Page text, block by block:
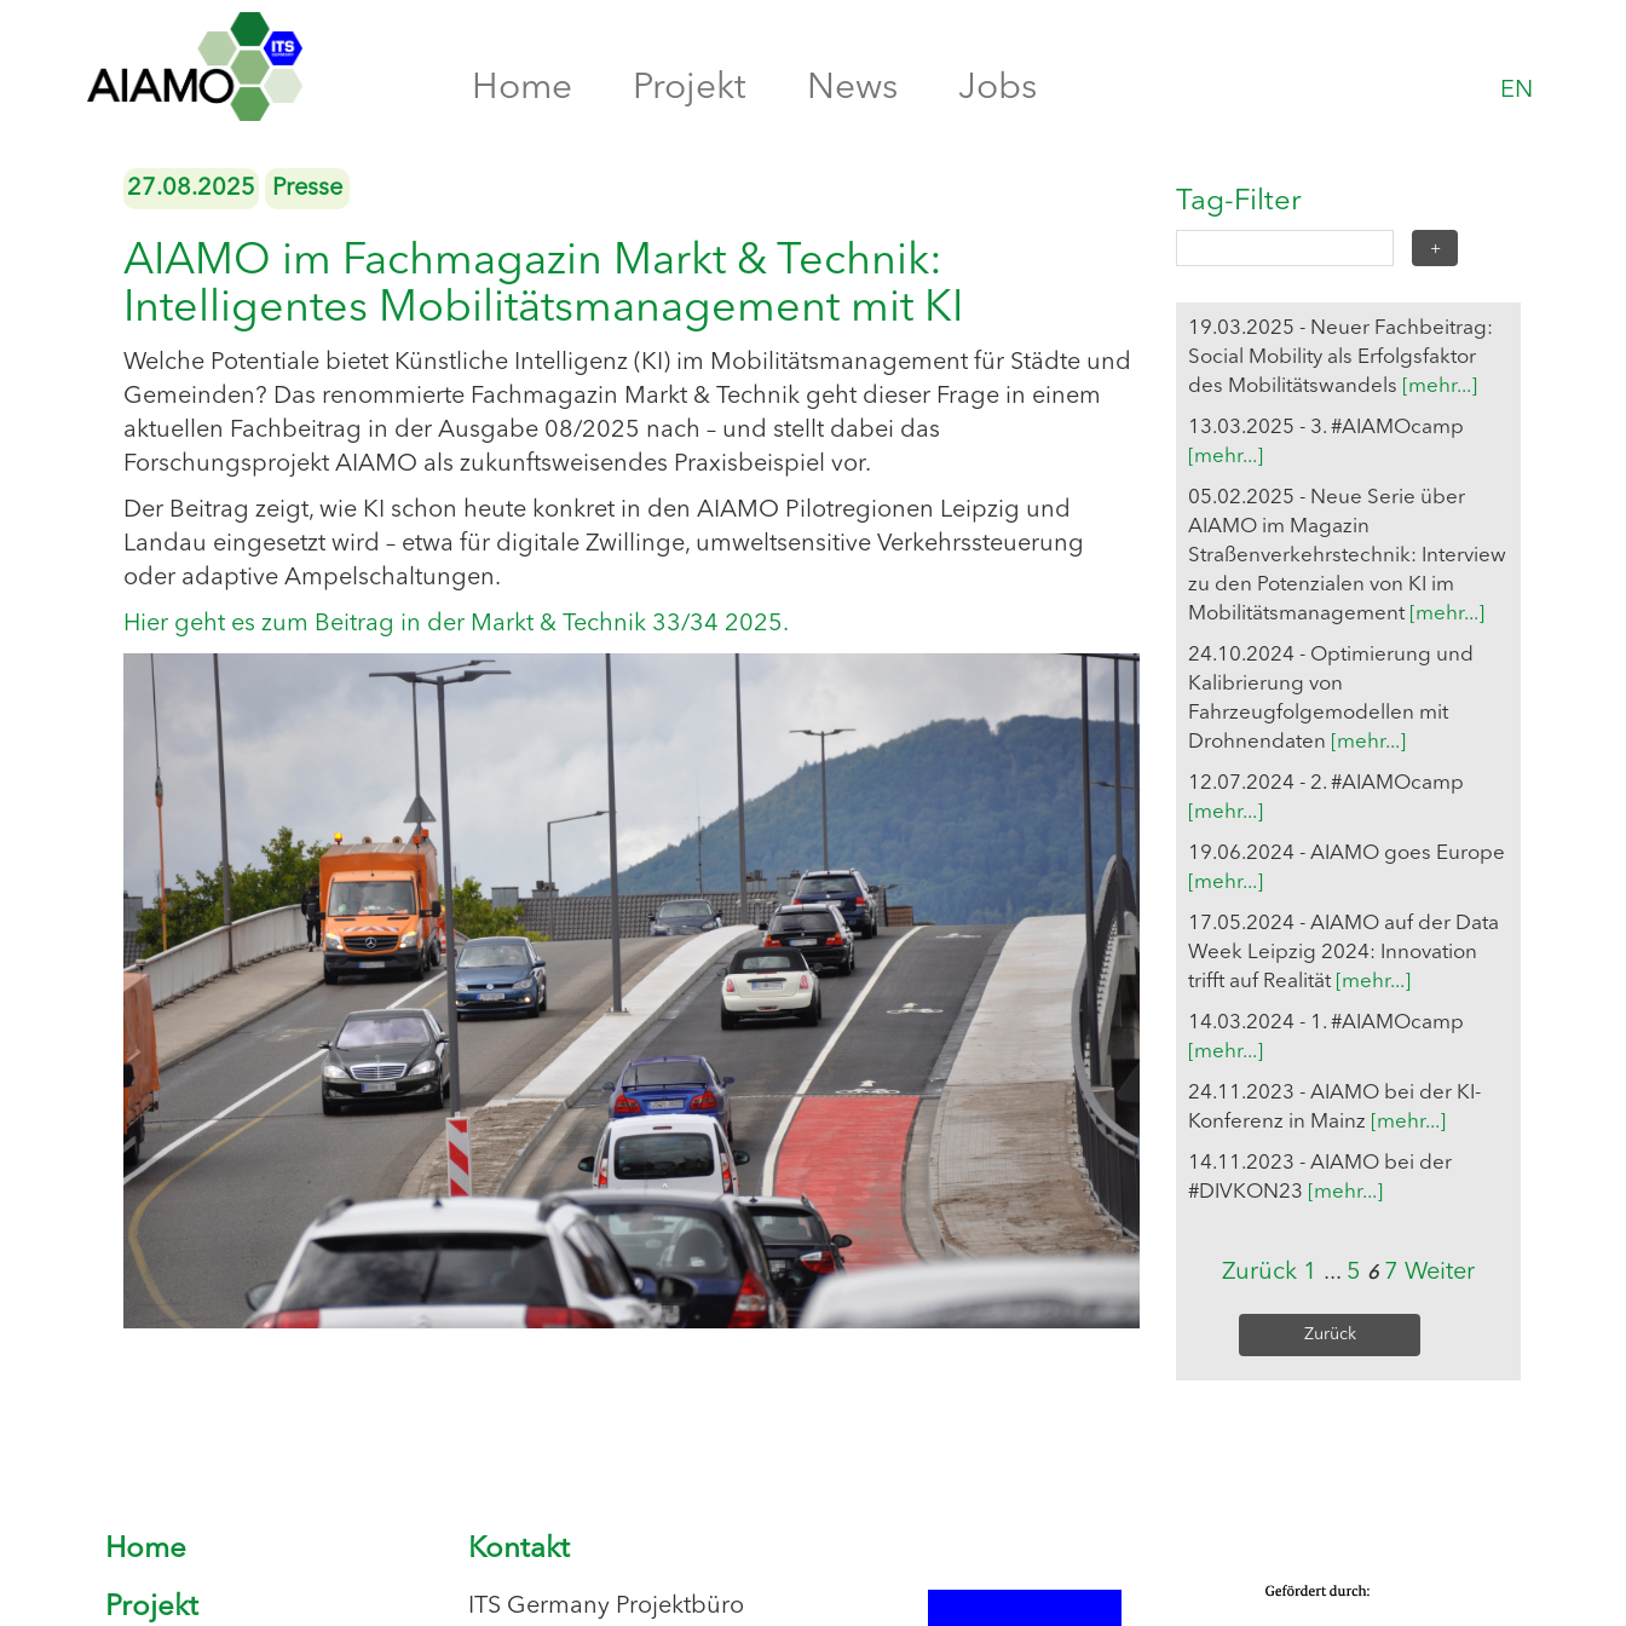
Home Projekt News Jobs EN
27.08.2025 Presse
AIAMO im Fachmagazin Markt & Technik:
Intelligentes Mobilitätsmanagement mit KI
Welche Potentiale bietet Künstliche Intelligenz (KI) im Mobilitätsmanagement für Städte und
Gemeinden? Das renommierte Fachmagazin Markt & Technik geht dieser Frage in einem
aktuellen Fachbeitrag in der Ausgabe 08/2025 nach – und stellt dabei das
Forschungsprojekt AIAMO als zukunftsweisendes Praxisbeispiel vor.
Der Beitrag zeigt, wie KI schon heute konkret in den AIAMO Pilotregionen Leipzig und
Landau eingesetzt wird – etwa für digitale Zwillinge, umweltsensitive Verkehrssteuerung
oder adaptive Ampelschaltungen.
Hier geht es zum Beitrag in der Markt & Technik 33/34 2025.
Tag-Filter
19.03.2025 - Neuer Fachbeitrag:
Social Mobility als Erfolgsfaktor
des Mobilitätswandels
[mehr...]
13.03.2025 - 3. #AIAMOcamp
[mehr...]
05.02.2025 - Neue Serie über
AIAMO im Magazin
Straßenverkehrstechnik: Interview
zu den Potenzialen von KI im
Mobilitätsmanagement [mehr...]
24.10.2024 - Optimierung und
Kalibrierung von
Fahrzeugfolgemodellen mit
Drohnendaten
[mehr...]
12.07.2024 - 2. #AIAMOcamp
[mehr...]
19.06.2024 - AIAMO goes Europe
[mehr...]
17.05.2024 - AIAMO auf der Data
Week Leipzig 2024: Innovation
trifft auf Realität [mehr...]
14.03.2024 - 1. #AIAMOcamp
[mehr...]
24.11.2023 - AIAMO bei der KI-
Konferenz in Mainz
[mehr...]
14.11.2023 - AIAMO bei der
#DIVKON23
[mehr...]
Zurück 1 ... 5 6 7 Weiter
Zurück
Home
Projekt
Kontakt
ITS Germany Projektbüro